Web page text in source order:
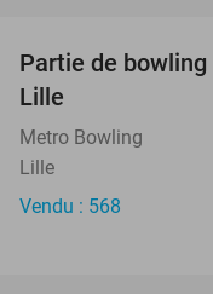
Partie de bowling
Lille
Metro Bowling
Lille
Vendu : 568